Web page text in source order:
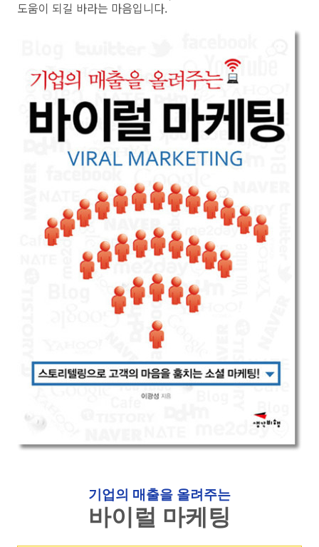
도움이 되길 바라는 마음입니다.
기업의 매출을 올려주는
바이럴 마케팅